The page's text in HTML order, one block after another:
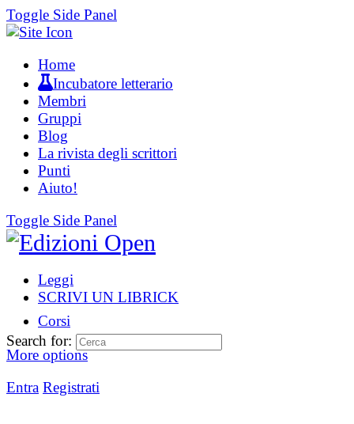
Toggle Side Panel
Home
Incubatore letterario
Membri
Gruppi
Blog
La rivista degli scrittori
Punti
Aiuto!
Toggle Side Panel
Leggi
SCRIVI UN LIBRICK
Corsi
More options
Entra Registrati
Search for: